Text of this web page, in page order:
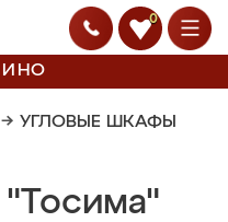
0
→ УГЛОВЫЕ ШКАФЫ